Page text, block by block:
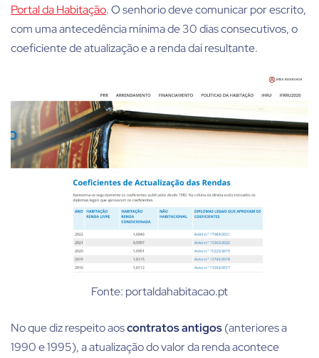
Portal da Habitação. O senhorio deve comunicar por escrito,
com uma antecedência mínima de 30 dias consecutivos, o
coeficiente de atualização e a renda daí resultante.
Fonte: portaldahabitacao.pt
No que diz respeito aoscontratos antigos(anteriores a
1990 e 1995), a atualização do valor da renda acontece